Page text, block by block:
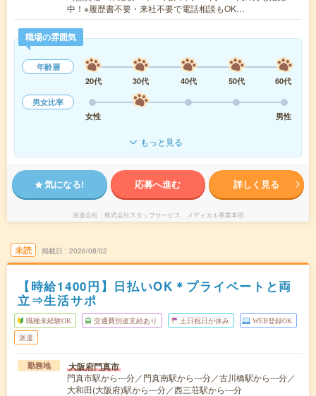
中！※履歴書不要・来社不要で電話相談もOK…
職場の雰囲気
年齢層
20代
30代 40代 50代
60代
男女比率
女性
男性
もっと見る
気になる! 応募へ進む 詳しく見る
派遣会社 株式会社スタッフサービス メディカル事業本部
未読 掲載日 2026/08/02
【時給1400円】日払いOK＊プライベートと両
立⇒生活サポ
職種未経験OK 交通費別途支給あり 土日祝日が休み WEB登録OK
派遣
勤務地 大阪府門真市
門真市駅から---分／門真南駅から---分／古川橋駅から---分／
大和田(大阪府)駅から---分／西三荘駅から---分